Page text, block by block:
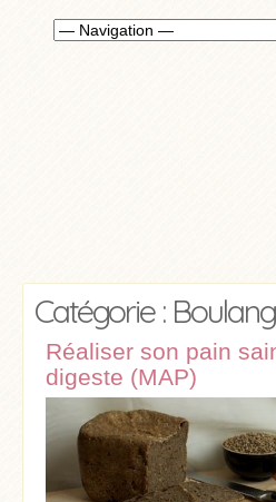
Catégorie :
Réaliser son pain
digeste (MAP)